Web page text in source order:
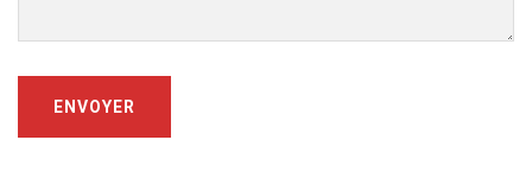
ENVOYER